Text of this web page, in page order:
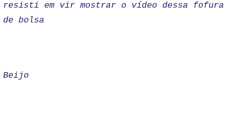
resisti em vir mostrar o vídeo dessa fofura
de bolsa
Beijo